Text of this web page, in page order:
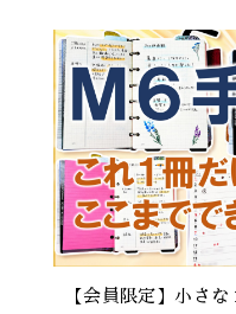
【会員限定】小さ